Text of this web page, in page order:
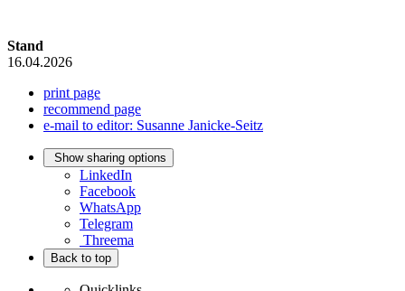
Stand
16.04.2026
print page
recommend page
e-mail to editor: Susanne Janicke-Seitz
Show sharing options
LinkedIn
Facebook
WhatsApp
Telegram
Threema
Back to top